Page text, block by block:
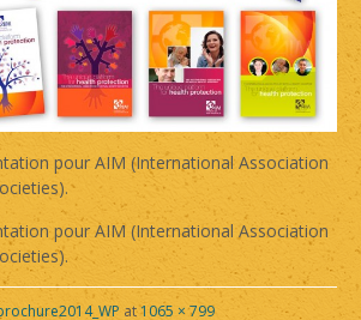
pour AIM (International Association
pour AIM (International Association
at1065 × 799